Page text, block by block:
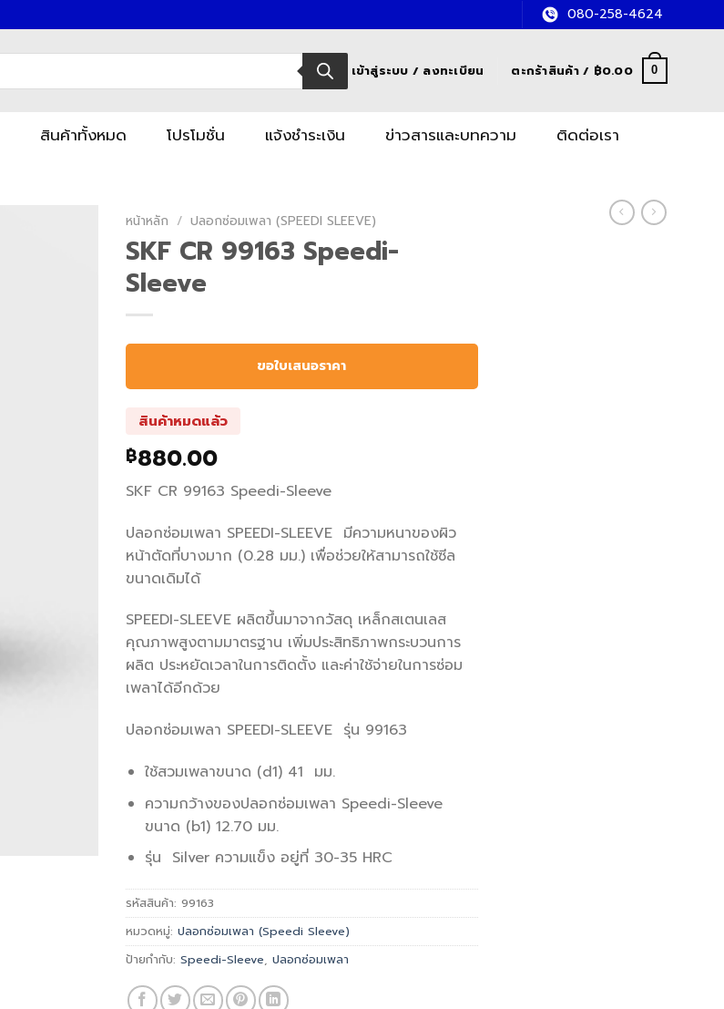
080-258-4624
เข้าสู่ระบบ / ลงทะเบียน ตะกร้าสินค้า / ฿0.00 0
สินค้าทั้งหมด โปรโมชั่น แจ้งชำระเงิน ข่าวสารและบทความ ติดต่อเรา
หน้าหลัก / ปลอกซ่อมเพลา (SPEEDI SLEEVE)
SKF CR 99163 Speedi-
Sleeve
ขอใบเสนอราคา
สินค้าหมดแล้ว
฿880.00
SKF CR 99163 Speedi-Sleeve
ปลอกซ่อมเพลา SPEEDI-SLEEVE มีความหนาของผิว
หน้าตัดที่บางมาก (0.28 มม.) เพื่อช่วยให้สามารถใช้ซีล
ขนาดเดิมได้
SPEEDI-SLEEVE ผลิตขึ้นมาจากวัสดุ เหล็กสเตนเลส
คุณภาพสูงตามมาตรฐาน เพิ่มประสิทธิภาพกระบวนการ
ผลิต ประหยัดเวลาในการติดตั้ง และค่าใช้จ่ายในการซ่อม
เพลาได้อีกด้วย
ปลอกซ่อมเพลา SPEEDI-SLEEVE รุ่น 99163
ใช้สวมเพลาขนาด (d1) 41 มม.
ความกว้างของปลอกซ่อมเพลา Speedi-Sleeve
ขนาด (b1) 12.70 มม.
รุ่น Silver ความแข็ง อยู่ที่ 30-35 HRC
รหัสสินค้า: 99163
หมวดหมู่: ปลอกซ่อมเพลา (Speedi Sleeve)
ป้ายกำกับ: Speedi-Sleeve, ปลอกซ่อมเพลา